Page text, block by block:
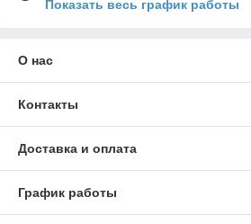
Показать весь график работы
О нас
Контакты
Доставка и оплата
График работы